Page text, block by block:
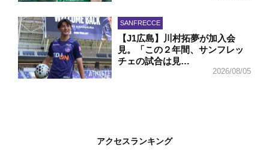
SANFRECCE
【J1広島】川村拓夢が加入会
見。「この２年間、サンフレッ
チェの試合は見…
2026/08/05
アクセスランキング